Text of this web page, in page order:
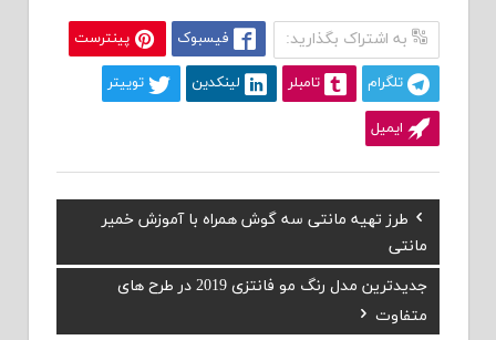
به اشتراک بگذارید: فیسبوک پینترست
تلگرام تامبلر لینکدین توییتر
ایمیل
راهبری
نوشته
Previous
Post:
طرز تهیه مانتی سه گوش همراه با آموزش خمیر
مانتی
Next
Post:
جدیدترین مدل رنگ مو فانتزی 2019 در طرح های
متفاوت